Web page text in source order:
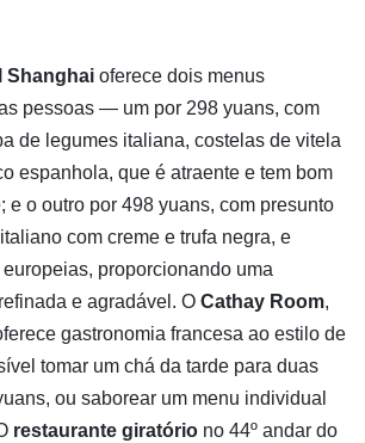
Shanghai oferece dois menus
pessoas — um por 298 yuans, com
de legumes italiana, costelas de vitela
espanhola, que é atraente e tem bom
e o outro por 498 yuans, com presunto
com creme e trufa negra, e
proporcionando uma
e agradável. O Cathay Room,
gastronomia francesa ao estilo de
tomar um chá da tarde para duas
ou saborear um menu individual
restaurante giratório no 44º andar do